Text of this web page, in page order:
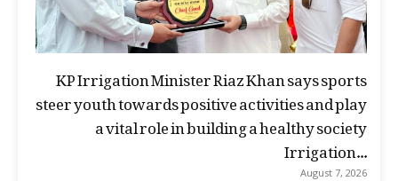
KP Irrigation Minister Riaz Khan says sports
steer youth towards positive activities and play
a vital role in building a healthy society
Irrigation...
August 7, 2026